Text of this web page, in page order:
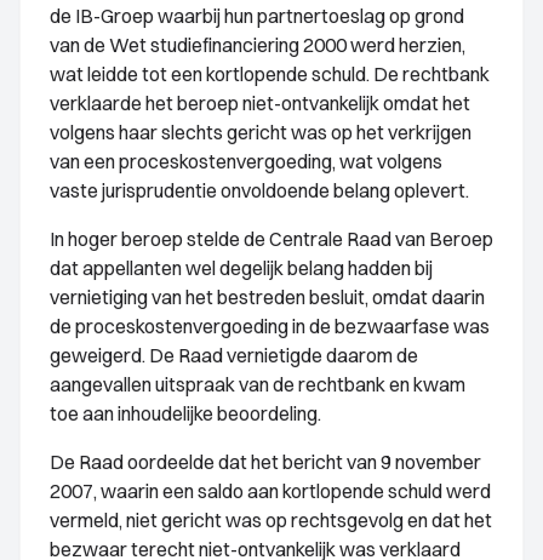
de IB-Groep waarbij hun partnertoeslag op grond
van de Wet studiefinanciering 2000 werd herzien,
wat leidde tot een kortlopende schuld. De rechtbank
verklaarde het beroep niet-ontvankelijk omdat het
volgens haar slechts gericht was op het verkrijgen
van een proceskostenvergoeding, wat volgens
vaste jurisprudentie onvoldoende belang oplevert.
In hoger beroep stelde de Centrale Raad van Beroep
dat appellanten wel degelijk belang hadden bij
vernietiging van het bestreden besluit, omdat daarin
de proceskostenvergoeding in de bezwaarfase was
geweigerd. De Raad vernietigde daarom de
aangevallen uitspraak van de rechtbank en kwam
toe aan inhoudelijke beoordeling.
De Raad oordeelde dat het bericht van 9 november
2007, waarin een saldo aan kortlopende schuld werd
vermeld, niet gericht was op rechtsgevolg en dat het
bezwaar terecht niet-ontvankelijk was verklaard